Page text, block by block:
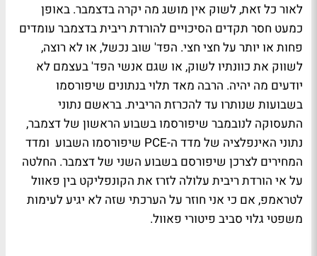
לאור כל זאת, לשוק אין מושג מה יקרה בדצמבר. באופן
כמעט חסר תקדים הסיכויים להורדת ריבית בדצמבר עומדים
פחות או יותר על חצי חצי. הפד' שוב נכשל, או לא רוצה,
לשווק את כוונתיו לשוק, או שגם אנשי הפד' בעצמם לא
יודעים מה יהיה. הרבה מאד תלוי בנתונים שיפורסמו
בשבועות שנותרו עד להכרזת הריבית. בראשם נתוני
התעסוקה לנובמבר שיפורסמו בשבוע הראשון של דצמבר,
נתוני האינפלציה של מדד ה-PCE שיפורסמו השבוע ומדד
המחירים לצרכן שיפורסם בשבוע השני של דצמבר. החלטה
על אי הורדת ריבית עלולה לזרז את הקונפליקט בין פאוול
לטראמפ, אם כי אני חוזר על הערכתי שזה לא יגיע לעימות
משפטי גלוי סביב פיטורי פאוול.